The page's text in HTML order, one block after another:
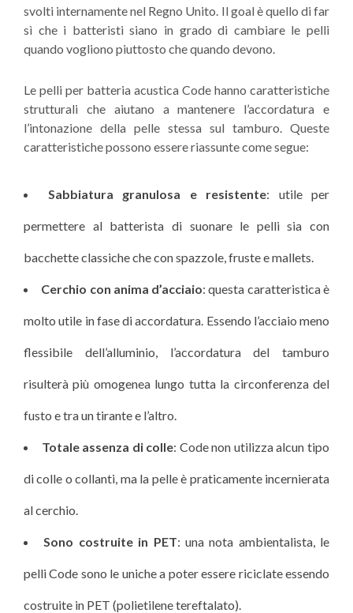
svolti internamente nel Regno Unito. Il goal è quello di far
sì che i batteristi siano in grado di cambiare le pelli
quando vogliono piuttosto che quando devono.
Le pelli per batteria acustica Code hanno caratteristiche
strutturali che aiutano a mantenere l’accordatura e
l’intonazione della pelle stessa sul tamburo. Queste
caratteristiche possono essere riassunte come segue:
Sabbiatura granulosa e resistente: utile per
permettere al batterista di suonare le pelli sia con
bacchette classiche che con spazzole, fruste e mallets.
Cerchio con anima d’acciaio: questa caratteristica è
molto utile in fase di accordatura. Essendo l’acciaio meno
flessibile dell’alluminio, l’accordatura del tamburo
risulterà più omogenea lungo tutta la circonferenza del
fusto e tra un tirante e l’altro.
Totale assenza di colle: Code non utilizza alcun tipo
di colle o collanti, ma la pelle è praticamente incernierata
al cerchio.
Sono costruite in PET: una nota ambientalista, le
pelli Code sono le uniche a poter essere riciclate essendo
costruite in PET (polietilene tereftalato).